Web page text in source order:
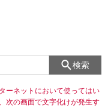
検索
ーネットにおいて使ってはい
次の画面で文字化けが発生す